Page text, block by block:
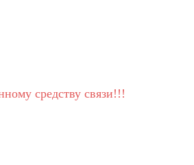
средству связи!!!